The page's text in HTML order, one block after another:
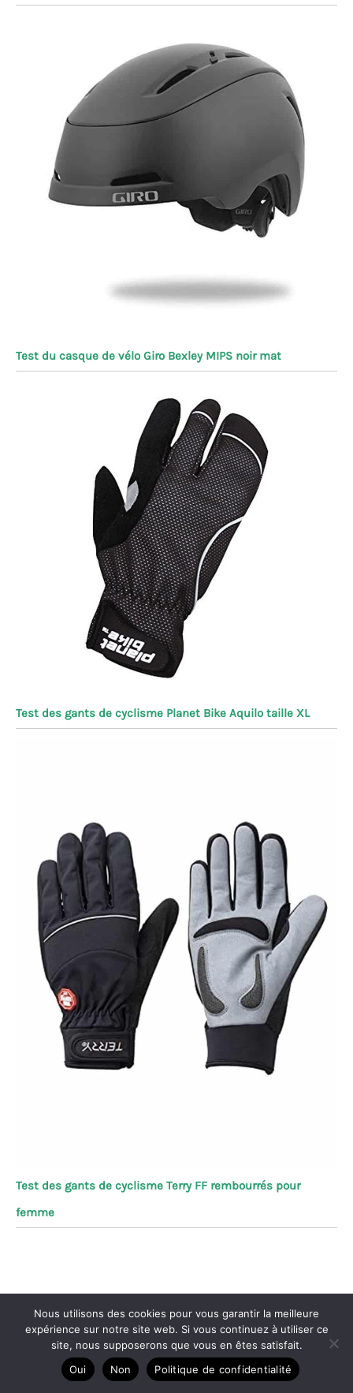
Test du casque de vélo Giro Bexley MIPS noir mat
Test des gants de cyclisme Planet Bike Aquilo taille XL
Test des gants de cyclisme Terry FF rembourrés pour
femme
Nous utilisons des cookies pour vous garantir la meilleure
expérience sur notre site web. Si vous continuez à utiliser ce
site, nous supposerons que vous en êtes satisfait.
Oui
Non Politique de confidentialité